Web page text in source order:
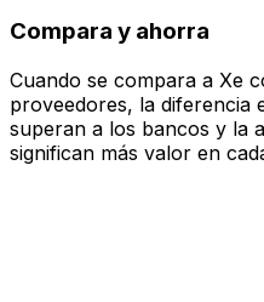
Compara y ahorra
Cuando se compara a Xe
proveedores, la diferencia
superan a los bancos y la
significan más valor en